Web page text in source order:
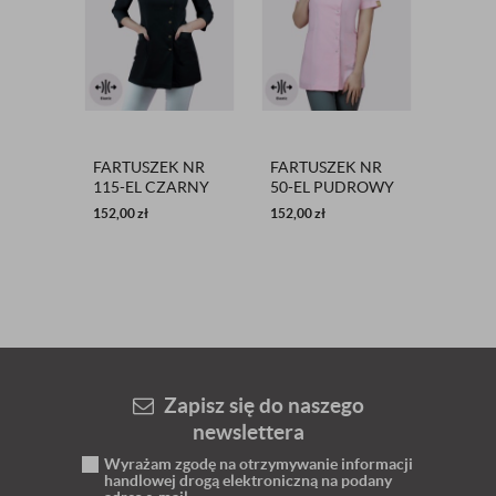
FARTUSZEK NR
115-EL CZARNY
152,00zł
FARTUSZEK NR
50-EL PUDROWY
RÓŻ
152,00zł
Zapisz się do naszego
newslettera
Wyrażam zgodę na otrzymywanie informacji
handlowej drogą elektroniczną na podany